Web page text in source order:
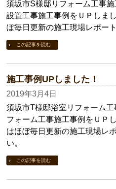
須坂市S様邸リフォーム工事
設置工事施工事例をＵＰしま
ぼ毎日更新の施工現場レポー
この記事を読む
施工事例UPしました！
2019年3月4日
須坂市T様邸浴室リフォーム
フォーム工事施工事例をＵＰ
はほぼ毎日更新の施工現場レ
い。
この記事を読む